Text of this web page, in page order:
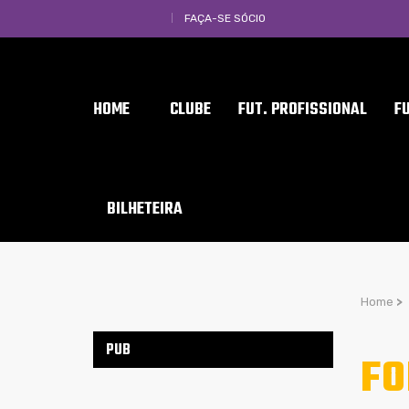
FAÇA-SE SÓCIO
HOME CLUBE FUT. PROFISSIONAL
BILHETEIRA
Home >
PUB